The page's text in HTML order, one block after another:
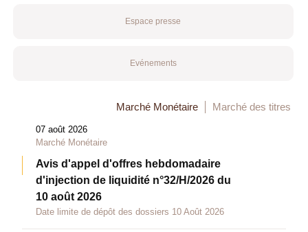
Espace presse
Evénements
Marché Monétaire Marché des titres
07 août 2026
Marché Monétaire
Avis d'appel d'offres hebdomadaire
d'injection de liquidité n°32/H/2026 du
10 août 2026
Date limite de dépôt des dossiers 10 Août 2026